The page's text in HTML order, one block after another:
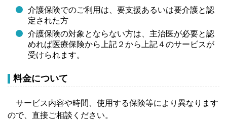
介護保険でのご利用は、要支援あるいは要介護と認
定された方
介護保険の対象とならない方は、主治医が必要と認
めれば医療保険から上記２から上記４のサービスが
受けられます。
​料金について
サービス内容や時間、使用する保険等により異なります
ので、直接ご相談ください。